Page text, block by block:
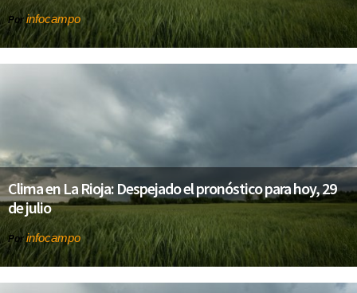
Porinfocampo
Clima en La Rioja: Despejado el pronóstico para hoy, 29
de julio
Porinfocampo